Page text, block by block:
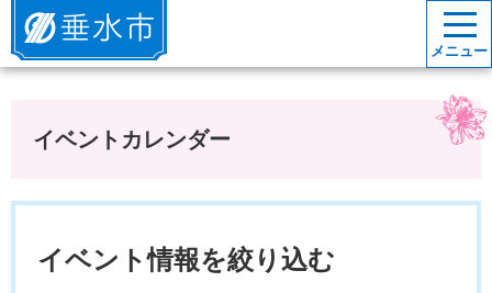
垂水市
メニュー
イベントカレンダー
イベント情報を絞り込む